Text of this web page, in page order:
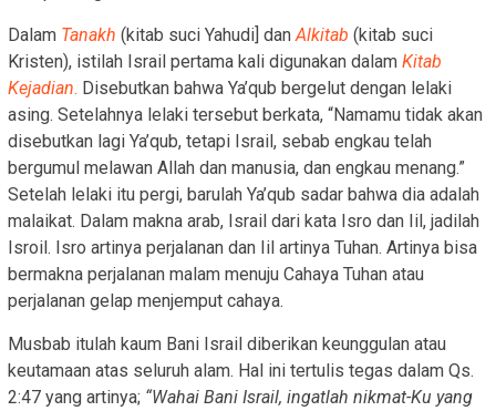
Dalam Tanakh (kitab suci Yahudi] dan Alkitab (kitab suci
Kristen), istilah Israil pertama kali digunakan dalam Kitab
Kejadian. Disebutkan bahwa Ya’qub bergelut dengan lelaki
asing. Setelahnya lelaki tersebut berkata, “Namamu tidak akan
disebutkan lagi Ya’qub, tetapi Israil, sebab engkau telah
bergumul melawan Allah dan manusia, dan engkau menang.”
Setelah lelaki itu pergi, barulah Ya’qub sadar bahwa dia adalah
malaikat. Dalam makna arab, Israil dari kata Isro dan Iil, jadilah
Isroil. Isro artinya perjalanan dan Iil artinya Tuhan. Artinya bisa
bermakna perjalanan malam menuju Cahaya Tuhan atau
perjalanan gelap menjemput cahaya.
Musbab itulah kaum Bani Israil diberikan keunggulan atau
keutamaan atas seluruh alam. Hal ini tertulis tegas dalam Qs.
2:47 yang artinya; “Wahai Bani Israil, ingatlah nikmat-Ku yang